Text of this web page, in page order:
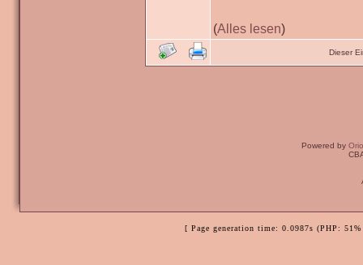
(Alles lesen)
Dieser
Powered by
[ Page generation time: 0.0987s (PHP: